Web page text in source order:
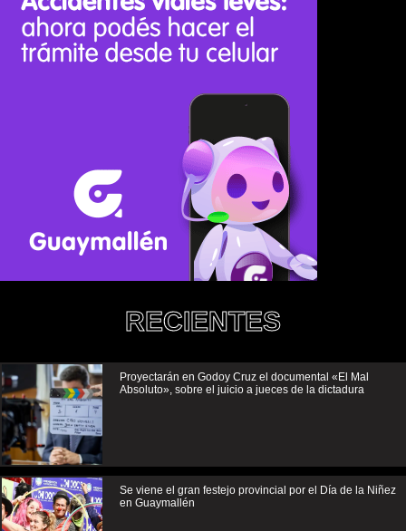
RECIENTES
Proyectarán en Godoy Cruz el documental «El Mal
Absoluto», sobre el juicio a jueces de la dictadura
Se viene el gran festejo provincial por el Día de la Niñez
en Guaymallén